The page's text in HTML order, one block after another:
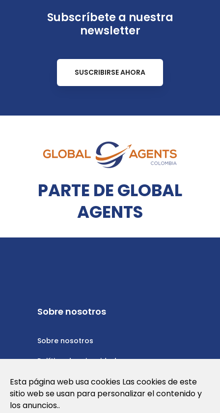
Subscríbete a nuestra
newsletter
SUSCRIBIRSE AHORA
PARTE DE GLOBAL
AGENTS
Sobre nosotros
Sobre nosotros
Política de privacidad
Política de cookies
Nota Legal y Condiciones de Uso de la
Esta página web usa cookies Las cookies de este
sitio web se usan para personalizar el contenido y
los anuncios..